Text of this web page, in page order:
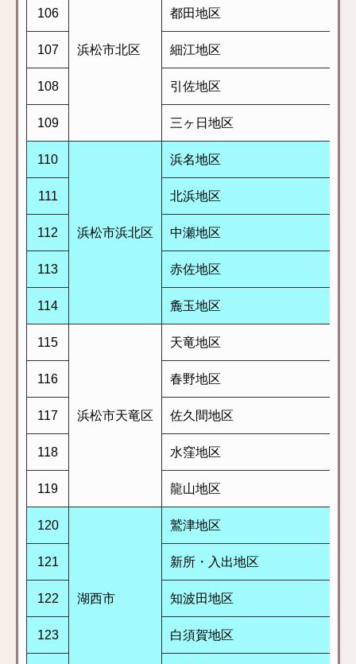
浜松市北区
106 都田地区
107 細江地区
108 引佐地区
109 三ヶ日地区
110
浜松市浜北区
浜名地区
111 北浜地区
112 中瀬地区
113 赤佐地区
114 麁玉地区
115
浜松市天竜区
天竜地区
116 春野地区
117 佐久間地区
118 水窪地区
119 龍山地区
120
湖西市
鷲津地区
121 新所・入出地区
122 知波田地区
123 白須賀地区